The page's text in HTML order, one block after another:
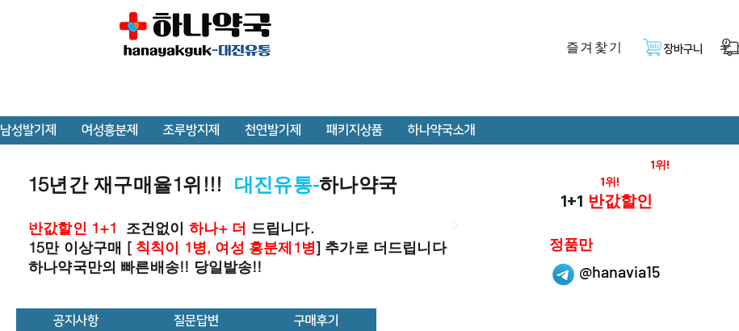
즐겨찿기 장바구니
남성발기제 여성흥분제 조루방지제 천연발기제 패키지상품 하나약국소개
15년간 재구매율1위!!! 대진유통-하나약국
반값할인 1+1 조건없이 하나+ 더 드립니다.
15만 이상구매 [ 칙칙이 1병, 여성 흥분제1병] 추가로 더드립니다
하나약국만의 빠른배송!! 당일발송!!
@hanavia15
1위!
1위!
1+1 반값할인
정품만
공지사항 질문답변 구매후기